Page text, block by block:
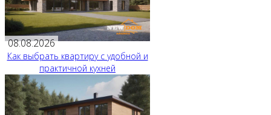
08.08.2026
Как выбрать квартиру с удобной и
практичной кухней